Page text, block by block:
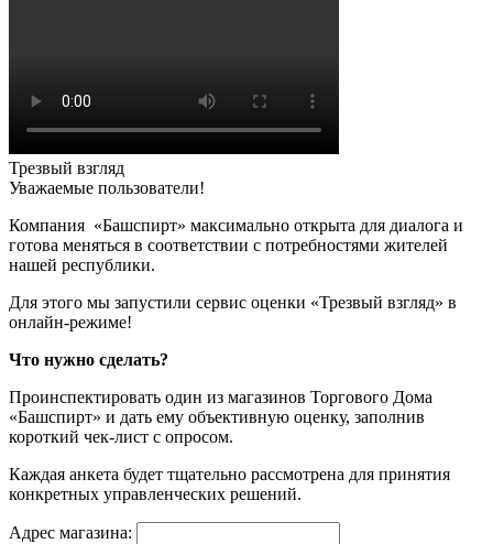
Трезвый взгляд
Уважаемые пользователи!
Компания «Башспирт» максимально открыта для диалога и
готова меняться в соответствии с потребностями жителей
нашей республики.
Для этого мы запустили сервис оценки «Трезвый взгляд» в
онлайн-режиме!
Что нужно сделать?
Проинспектировать один из магазинов Торгового Дома
«Башспирт» и дать ему объективную оценку, заполнив
короткий чек-лист с опросом.
Каждая анкета будет тщательно рассмотрена для принятия
конкретных управленческих решений.
Адрес магазина: